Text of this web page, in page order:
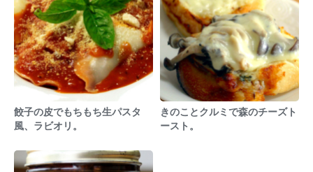
餃子の皮でもちもち生パスタ
風、ラビオリ。
きのことクルミで森のチーズト
ースト。